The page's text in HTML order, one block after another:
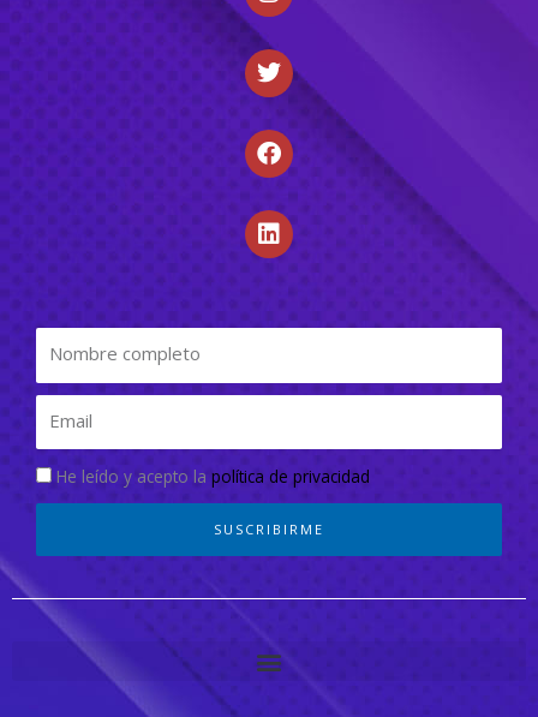
He leído y acepto la política de privacidad
SUSCRIBIRME